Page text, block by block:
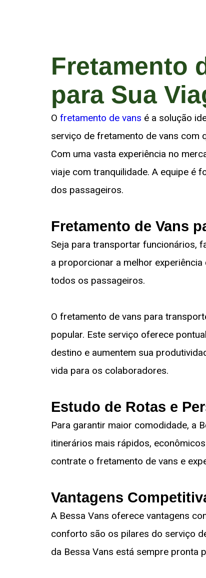
Fretamento
para Sua
O fretamento de vans é a solução
serviço de fretamento de vans com
Com uma vasta experiência no
viaje com tranquilidade. A equipe é
dos passageiros.
Fretamento de Vans
Seja para transportar funcionários,
a proporcionar a melhor
todos os passageiros.
O fretamento de vans para
popular. Este serviço oferece
destino e aumentem sua
vida para os colaboradores.
Estudo de Rotas e
Para garantir maior comodidade, a
itinerários mais rápidos,
contrate o fretamento de vans e
Vantagens
A Bessa Vans oferece vantagens
conforto são os pilares do serviço
da Bessa Vans está sempre pronta